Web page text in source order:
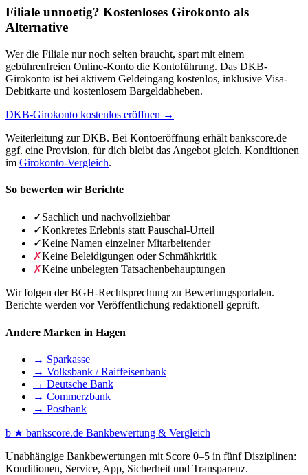
Filiale unnoetig? Kostenloses Girokonto als
Alternative
Wer die Filiale nur noch selten braucht, spart mit einem
gebührenfreien Online-Konto die Kontoführung. Das DKB-
Girokonto ist bei aktivem Geldeingang kostenlos, inklusive Visa-
Debitkarte und kostenlosem Bargeldabheben.
DKB-Girokonto kostenlos eröffnen →
Weiterleitung zur DKB. Bei Kontoeröffnung erhält bankscore.de
ggf. eine Provision, für dich bleibt das Angebot gleich. Konditionen
im Girokonto-Vergleich.
So bewerten wir Berichte
✓Sachlich und nachvollziehbar
✓Konkretes Erlebnis statt Pauschal-Urteil
✓Keine Namen einzelner Mitarbeitender
✗Keine Beleidigungen oder Schmähkritik
✗Keine unbelegten Tatsachenbehauptungen
Wir folgen der BGH-Rechtsprechung zu Bewertungsportalen.
Berichte werden vor Veröffentlichung redaktionell geprüft.
Andere Marken in Hagen
→ Sparkasse
→ Volksbank / Raiffeisenbank
→ Deutsche Bank
→ Commerzbank
→ Postbank
b ★ bankscore.de Bankbewertung & Vergleich
Unabhängige Bankbewertungen mit Score 0–5 in fünf Disziplinen:
Konditionen, Service, App, Sicherheit und Transparenz.